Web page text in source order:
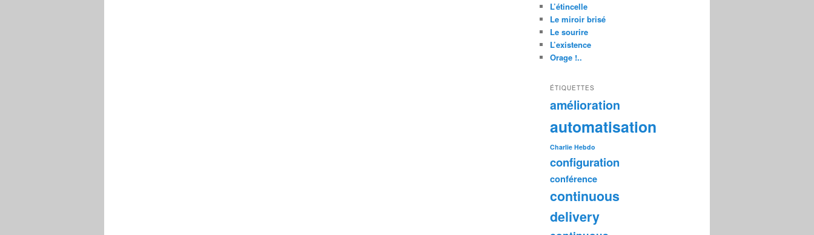
L’étincelle
Le miroir brisé
Le sourire
L’existence
Orage !..
ÉTIQUETTES
amélioration
automatisation
Charlie Hebdo
configuration
conférence
continuous
delivery